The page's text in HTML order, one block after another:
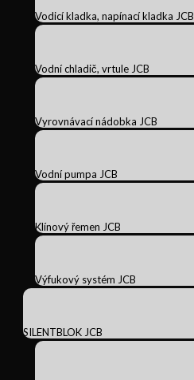
Vodicí kladka, napínací kladka JCB
Vodní chladič, vrtule JCB
Vyrovnávací nádobka JCB
Vodní pumpa JCB
Klínový řemen JCB
Výfukový systém JCB
SILENTBLOK JCB